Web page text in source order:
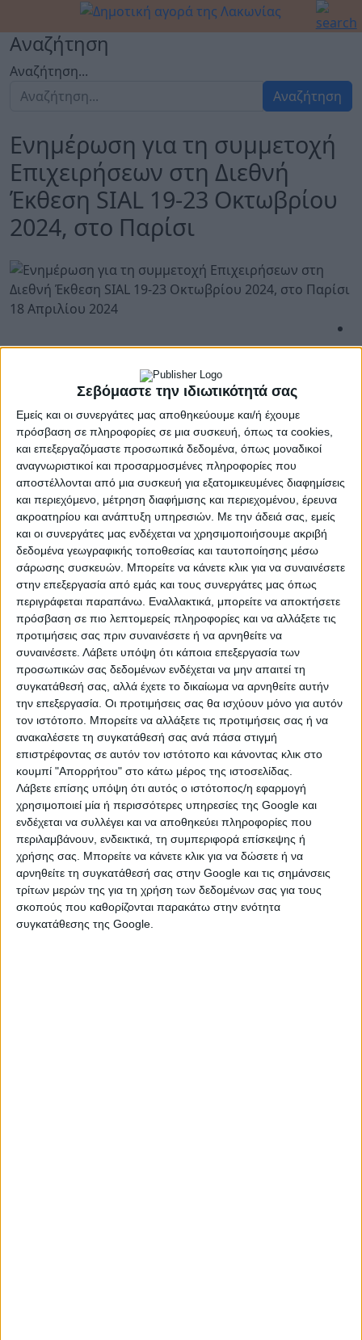
Σεβόμαστε την ιδιωτικότητά σας
Εμείς και οι συνεργάτες μας αποθηκεύουμε και/ή έχουμε
πρόσβαση σε πληροφορίες σε μια συσκευή, όπως τα cookies,
και επεξεργαζόμαστε προσωπικά δεδομένα, όπως μοναδικοί
αναγνωριστικοί και προσαρμοσμένες πληροφορίες που
αποστέλλονται από μια συσκευή για εξατομικευμένες διαφημίσεις
και περιεχόμενο, μέτρηση διαφήμισης και περιεχομένου, έρευνα
ακροατηρίου και ανάπτυξη υπηρεσιών. Με την άδειά σας, εμείς
και οι συνεργάτες μας ενδέχεται να χρησιμοποιήσουμε ακριβή
δεδομένα γεωγραφικής τοποθεσίας και ταυτοποίησης μέσω
σάρωσης συσκευών. Μπορείτε να κάνετε κλικ για να συναινέσετε
στην επεξεργασία από εμάς και τους συνεργάτες μας όπως
περιγράφεται παραπάνω. Εναλλακτικά, μπορείτε να αποκτήσετε
πρόσβαση σε πιο λεπτομερείς πληροφορίες και να αλλάξετε τις
προτιμήσεις σας πριν συναινέσετε ή να αρνηθείτε να
συναινέσετε. Λάβετε υπόψη ότι κάποια επεξεργασία των
προσωπικών σας δεδομένων ενδέχεται να μην απαιτεί τη
συγκατάθεσή σας, αλλά έχετε το δικαίωμα να αρνηθείτε αυτήν
την επεξεργασία. Οι προτιμήσεις σας θα ισχύουν μόνο για αυτόν
τον ιστότοπο. Μπορείτε να αλλάξετε τις προτιμήσεις σας ή να
ανακαλέσετε τη συγκατάθεσή σας ανά πάσα στιγμή
επιστρέφοντας σε αυτόν τον ιστότοπο και κάνοντας κλικ στο
κουμπί "Απορρήτου" στο κάτω μέρος της ιστοσελίδας.
Λάβετε επίσης υπόψη ότι αυτός ο ιστότοπος/η εφαρμογή
χρησιμοποιεί μία ή περισσότερες υπηρεσίες της Google και
ενδέχεται να συλλέγει και να αποθηκεύει πληροφορίες που
περιλαμβάνουν, ενδεικτικά, τη συμπεριφορά επίσκεψης ή
χρήσης σας. Μπορείτε να κάνετε κλικ για να δώσετε ή να
αρνηθείτε τη συγκατάθεσή σας στην Google και τις σημάνσεις
τρίτων μερών της για τη χρήση των δεδομένων σας για τους
σκοπούς που καθορίζονται παρακάτω στην ενότητα
συγκατάθεσης της Google.
Αναζήτηση
Αναζήτηση...
Αναζήτηση
Ενημέρωση για τη συμμετοχή
Επιχειρήσεων στη Διεθνή
Έκθεση SIAL 19-23 Οκτωβρίου
2024, στο Παρίσι
18 Απριλίου 2024
Διεθνή Έκθεση SIAL 19-23 Οκτωβρίου 2024, στο
Το Επιμελητήριο Λακωνίας ενημερώνει τα μέλη του
ότι προτίθεται να επιχορηγήσει τη συμμετοχή των
επιχειρήσεων / μελών του για να συμμετάσχουν στην
έκθεση SIAL η οποία θα πραγματοποιηθεί από 19 έως
23 Οκτωβρίου 2024 στο Παρίσι. Το ποσό της
επιχορήγησης ανέρχεται στα 500€ με ΦΠΑ ανά
επιχείρηση.
Σε συνέχεια του από 10/04/2024 δελτίο τύπου όπου
και η Περιφέρεια Πελοποννήσου θα συμμετάσχει στην
έκθεση και επιδοτεί το 60% της συμμετοχής των
επιχειρήσεων σας ενημερώνουμε ότι η επιχορήγηση
μπορεί να δοθεί συνδυαστικά.
Ως εκ τούτου, παρακαλούνται όσες επιχειρήσεις
δραστηριοποιούνται στον κλάδο της
αγροδιατροφής και εξαγωγών και επιθυμούν να
συμμετάσχουν στην έκθεση είτε ανεξάρτητα είτε
μέσω της Περιφέρειας Πελοποννήσου, όπως
εκδηλώσουν το ενδιαφέρον τους, αποστέλλοντας
συμπληρωμένη την επισυναπτόμενη αίτηση στο
mailΑυτή η διεύθυνση Email προστατεύεται από
τους αυτοματισμούς αποστολέων ανεπιθύμητων
μηνυμάτων. Χρειάζεται να ενεργοποιήσετε τη
JavaScript για να μπορέσετε να τη δείτε., έως και
την Τρίτη 23 Απριλίου 2024. Προϋπόθεση για την